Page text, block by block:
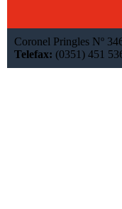
Coronel Pringles Nº
Telefax: (0351) 451